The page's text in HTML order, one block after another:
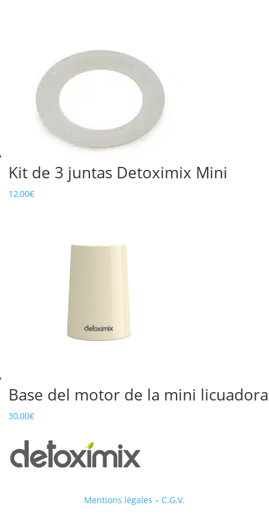
Kit de 3 juntas Detoximix Mini
12,00€
Base del motor de la mini licuadora
30,00€
Mentions légales – C.G.V.